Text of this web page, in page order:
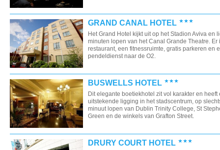
GRAND CANAL HOTEL
Het Grand Hotel kijkt uit op het Stadion Aviva en
minuten lopen van het Canal Grande Theatre. Er
restaurant, een fitnessruimte, gratis parkeren en
pendeldienst naar de O2.
BUSWELLS HOTEL
Dit elegante boetiekhotel zit vol karakter en heeft
uitstekende ligging in het stadscentrum, op
minuut lopen van Dublin Trinity College, St
Green en de winkels van Grafton Street.
DRURY COURT HOTEL